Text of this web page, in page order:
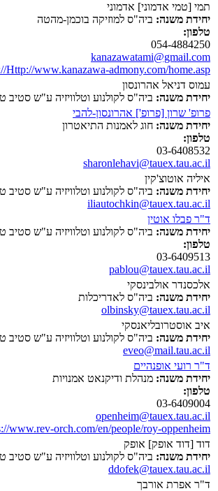
תמי [טמי אדמוני] אדמוני
יחידת משנה: ביה"ס למוזיקה בוכמן-מהטה
טלפון:
054-4884250
kanazawatami@gmail.com
Http://www.kanazawa-admony.com/home.asp
עמוס דניאל אהרונסון
יחידת משנה: ביה"ס לקולנוע וטלוויזיה ע"ש סטיב
פרופ' שרון [פרופ'] אהרונסון-להבי
יחידת משנה: חוג לאמנות התיאטרון
טלפון:
03-6408532
sharonlehavi@tauex.tau.ac.il
איליה אוטוצ'קין
יחידת משנה: ביה"ס לקולנוע וטלוויזיה ע"ש סטיב
iliautochkin@tauex.tau.ac.il
ד"ר פבלו אוטין
יחידת משנה: ביה"ס לקולנוע וטלוויזיה ע"ש סטיב
טלפון:
03-6409513
pablou@tauex.tau.ac.il
אלכסנדר אולבינסקי
יחידת משנה: ביה"ס לאדריכלות
olbinsky@tauex.tau.ac.il
איב אוסטרובליאנסקי
יחידת משנה: ביה"ס לקולנוע וטלוויזיה ע"ש סטיב
eveo@mail.tau.ac.il
ד"ר רועי אופנהיים
יחידת משנה: מנהלת ודיקנאט אמנויות
טלפון:
03-6409004
openheim@tauex.tau.ac.il
www.rev-orch.com/en/people/roy-oppenheim/
דוד [דוד אופק] אופק
יחידת משנה: ביה"ס לקולנוע וטלוויזיה ע"ש סטיב
ddofek@tauex.tau.ac.il
ד"ר אפרת אורבך